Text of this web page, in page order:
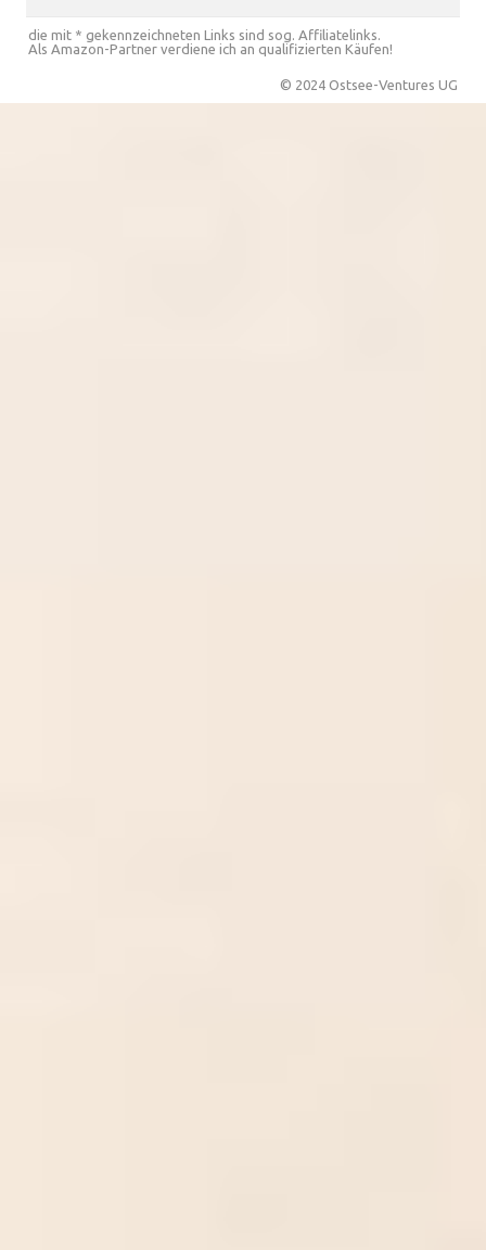
die mit * gekennzeichneten Links sind sog. Affiliatelinks.
Als Amazon-Partner verdiene ich an qualifizierten Käufen!
© 2024 Ostsee-Ventures UG